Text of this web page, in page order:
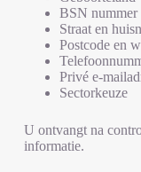
BSN nummer
Straat en
Postcode en
Privé e-
Sectorkeuze
U ontvangt na
informatie.